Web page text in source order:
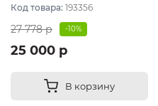
Код товара: 193356
27 778 р -10%
25 000 р
В корзину